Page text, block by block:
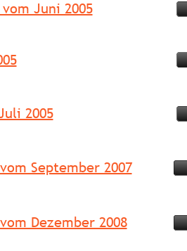
Juni 2005
2005
September 2007
Dezember 2008